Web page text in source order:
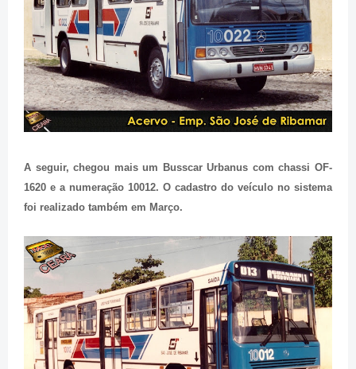
A seguir, chegou mais um Busscar Urbanus com chassi OF-
1620 e a numeração 10012. O cadastro do veículo no sistema
foi realizado também em Março.